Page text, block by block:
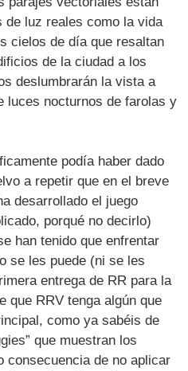
de luz reales como la vida
cielos de día que resaltan
de la ciudad a los
deslumbrarán la vista a
luces nocturnos de farolas y
podía haber dado
a repetir que en el breve
desarrollado el juego
porqué no decirlo)
han tenido que enfrentar
se les puede (ni se les
entrega de RR para la
que RRV tenga algún que
como ya sabéis de
que muestran los
consecuencia de no aplicar